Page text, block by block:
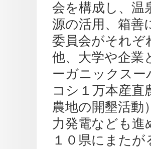
会を構成し、温
源の活用、箱善
委員会がそれぞ
他、大学や企業
ーガニックスー
コシ１万本産直
農地の開墾活動
力発電なども進
１０県にまた